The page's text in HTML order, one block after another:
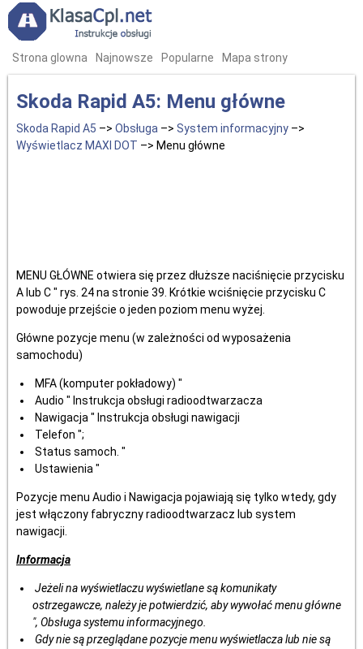
Strona glowna Najnowsze Popularne Mapa strony
Skoda Rapid A5: Menu główne
Skoda Rapid A5 –> Obsługa –> System informacyjny –>
Wyświetlacz MAXI DOT –> Menu główne
MENU GŁÓWNE otwiera się przez dłuższe naciśnięcie przycisku
A lub C " rys. 24 na stronie 39. Krótkie wciśnięcie przycisku C
powoduje przejście o jeden poziom menu wyżej.
Główne pozycje menu (w zależności od wyposażenia
samochodu)
MFA (komputer pokładowy) "
Audio " Instrukcja obsługi radioodtwarzacza
Nawigacja " Instrukcja obsługi nawigacji
Telefon ";
Status samoch. "
Ustawienia "
Pozycje menu Audio i Nawigacja pojawiają się tylko wtedy, gdy
jest włączony fabryczny radioodtwarzacz lub system
nawigacji.
Informacja
Jeżeli na wyświetlaczu wyświetlane są komunikaty
ostrzegawcze, należy je potwierdzić, aby wywołać menu główne
", Obsługa systemu informacyjnego.
Gdy nie są przeglądane pozycje menu wyświetlacza lub nie są